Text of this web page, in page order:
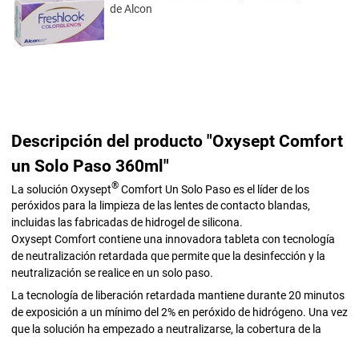
de Alcon
Descripción del producto "Oxysept Comfort
un Solo Paso 360ml"
La solución Oxysept® Comfort Un Solo Paso es el líder de los
peróxidos para la limpieza de las lentes de contacto blandas,
incluidas las fabricadas de hidrogel de silicona.
Oxysept Comfort contiene una innovadora tableta con tecnología
de neutralización retardada que permite que la desinfección y la
neutralización se realice en un solo paso.
La tecnología de liberación retardada mantiene durante 20 minutos
de exposición a un mínimo del 2% en peróxido de hidrógeno. Una vez
que la solución ha empezado a neutralizarse, la cobertura de la